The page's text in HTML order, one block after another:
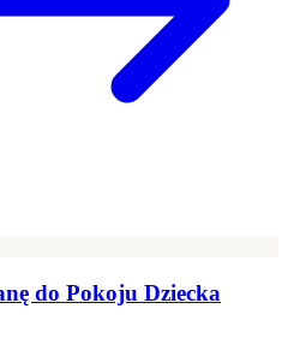
do Pokoju Dziecka